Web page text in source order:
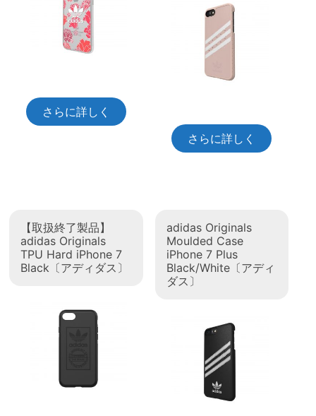
さらに詳しく
さらに詳しく
【取扱終了製品】
adidas Originals
TPU Hard iPhone 7
Black〔アディダス〕
adidas Originals
Moulded Case
iPhone 7 Plus
Black/White〔アディ
ダス〕